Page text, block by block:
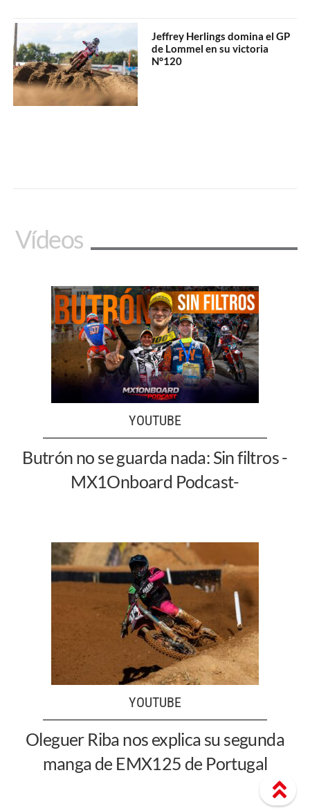
Jeffrey Herlings domina el GP
de Lommel en su victoria
N°120
Vídeos
YOUTUBE
Butrón no se guarda nada: Sin filtros -
MX1Onboard Podcast-
YOUTUBE
Oleguer Riba nos explica su segunda
manga de EMX125 de Portugal